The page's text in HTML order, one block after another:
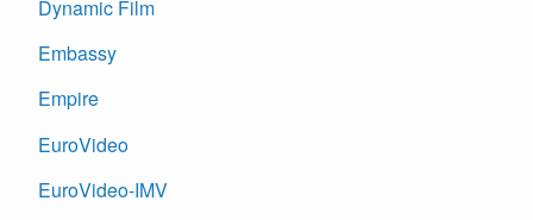
Dynamic Film
Embassy
Empire
EuroVideo
EuroVideo-IMV